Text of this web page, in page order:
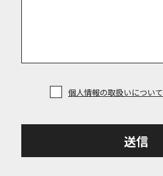
個人情報の取扱いについて